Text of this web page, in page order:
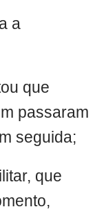
a
que
passaram
seguida;
que